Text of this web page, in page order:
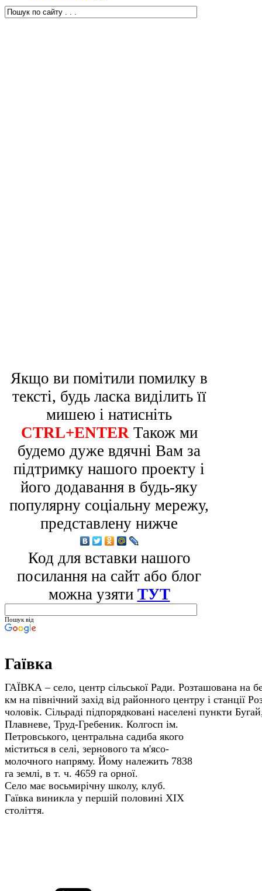
Якщо ви помітили помилку в
тексті, будь ласка виділить її
мишею і натисніть
CTRL+ENTER Також ми
будемо дуже вдячні Вам за
підтримку нашого проекту і
його додавання в будь-яку
популярну соціальну мережу,
представлену нижче
Код для вставки нашого
посилання на сайт або блог
можна узяти ТУТ
Пошук від
Гаївка
ГАЇВКА – село, центр сільської Ради. Розташована на
км на північний захід від районного центру і станції
чоловік. Сільраді підпорядковані населені пункти
Плавневе, Труд-Гребеник. Колгосп ім.
Петровського, центральна садиба якого
міститься в селі, зернового та м'ясо-
молочного напряму. Йому належить 7838
га землі, в т. ч. 4659 га орної.
Село має восьмирічну школу, клуб.
Гаївка виникла у першій половині ХІХ
століття.